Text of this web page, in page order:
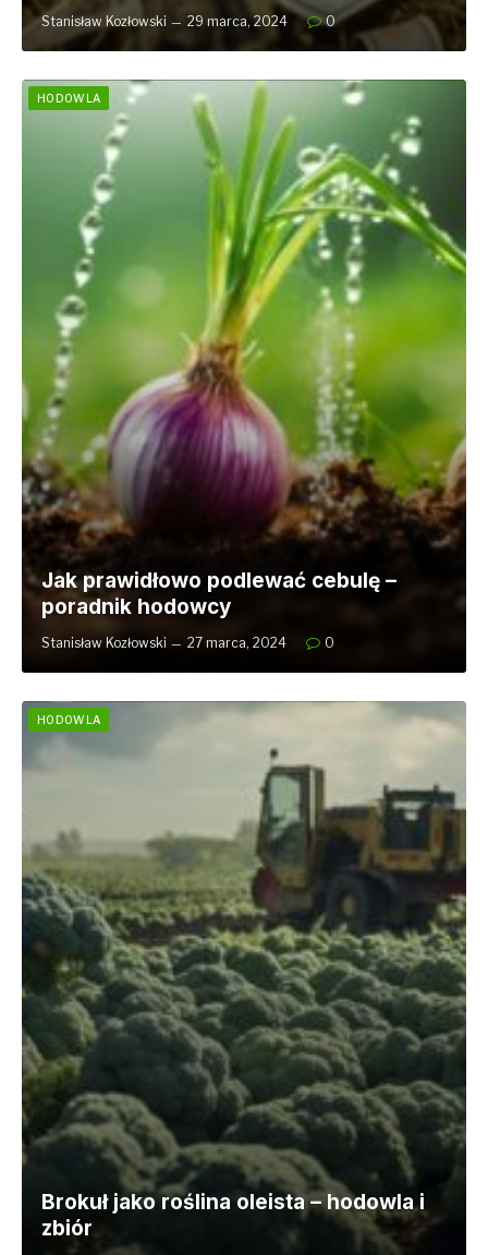
Stanisław Kozłowski 29 marca, 2024 0
HODOWLA
Jak prawidłowo podlewać cebulę –
poradnik hodowcy
Stanisław Kozłowski 27 marca, 2024 0
HODOWLA
Brokuł jako roślina oleista – hodowla i
zbiór